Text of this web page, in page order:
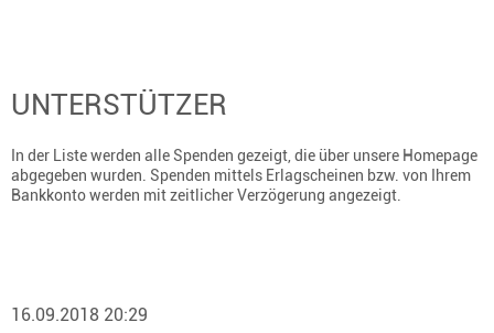
UNTERSTÜTZER
In der Liste werden alle Spenden gezeigt, die über unsere Homepage
abgegeben wurden. Spenden mittels Erlagscheinen bzw. von Ihrem
Bankkonto werden mit zeitlicher Verzögerung angezeigt.
16.09.2018 20:29